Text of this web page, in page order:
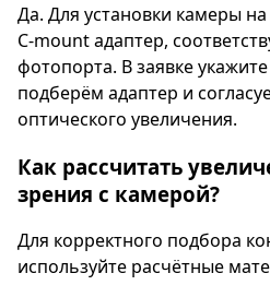
Да. Для установки камеры
C-mount адаптер,
фотопорта. В заявке
подберём адаптер и
оптического увеличения.
Как рассчитать
зрения с камерой?
Для корректного подбора
используйте расчётные